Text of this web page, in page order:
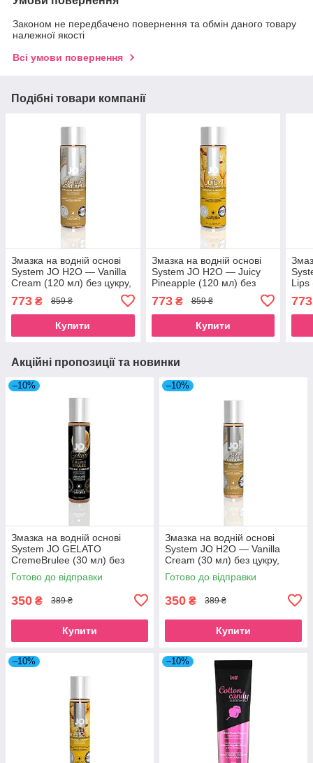
Законом не передбачено повернення та обмін даного товару
належної якості
Всі умови повернення
Подібні товари компанії
Змазка на водній основі
System JO H2O — Vanilla
Cream (120 мл) без цукру,
SO1778
773 ₴ 859 ₴
Купити
Змазка на водній основі
System JO H2O — Juicy
Pineapple (120 мл) без
цукру, рослинний гліцерин
SO1675
773₴ 859 ₴
Купити
Lips
773
Акційні пропозиції та новинки
–10%
Змазка на водній основі
System JO GELATO
CremeBrulee (30 мл) без
цукру, парабенів та
пропіленгліколю SO1462
Готово до відправки
350 ₴ 389 ₴
Купити
–10%
Змазка на водній основі
System JO H2O — Vanilla
Cream (30 мл) без цукру,
рослинний гліцерин SO1480
Готово до відправки
350 ₴ 389 ₴
Купити
–10% –10%